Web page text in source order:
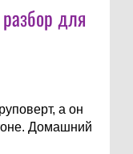
для
а он
Домашний